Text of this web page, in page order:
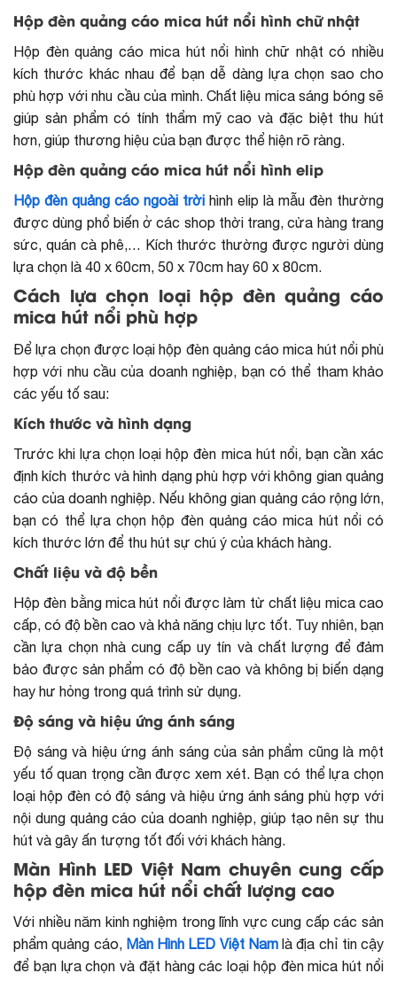
Hộp đèn quảng cáo mica hút nổi hình chữ nhật
Hộp đèn quảng cáo mica hút nổi hình chữ nhật có nhiều
kích thước khác nhau để bạn dễ dàng lựa chọn sao cho
phù hợp với nhu cầu của mình. Chất liệu mica sáng bóng sẽ
giúp sản phẩm có tính thẩm mỹ cao và đặc biệt thu hút
hơn, giúp thương hiệu của bạn được thể hiện rõ ràng.
Hộp đèn quảng cáo mica hút nổi hình elip
Hộp đèn quảng cáo ngoài trời hình elip là mẫu đèn thường
được dùng phổ biến ở các shop thời trang, cửa hàng trang
sức, quán cà phê,… Kích thước thường được người dùng
lựa chọn là 40 x 60cm, 50 x 70cm hay 60 x 80cm.
Cách lựa chọn loại hộp đèn quảng cáo
mica hút nổi phù hợp
Để lựa chọn được loại hộp đèn quảng cáo mica hút nổi phù
hợp với nhu cầu của doanh nghiệp, bạn có thể tham khảo
các yếu tố sau:
Kích thước và hình dạng
Trước khi lựa chọn loại hộp đèn mica hút nổi, bạn cần xác
định kích thước và hình dạng phù hợp với không gian quảng
cáo của doanh nghiệp. Nếu không gian quảng cáo rộng lớn,
bạn có thể lựa chọn hộp đèn quảng cáo mica hút nổi có
kích thước lớn để thu hút sự chú ý của khách hàng.
Chất liệu và độ bền
Hộp đèn bằng mica hút nổi được làm từ chất liệu mica cao
cấp, có độ bền cao và khả năng chịu lực tốt. Tuy nhiên, bạn
cần lựa chọn nhà cung cấp uy tín và chất lượng để đảm
bảo được sản phẩm có độ bền cao và không bị biến dạng
hay hư hỏng trong quá trình sử dụng.
Độ sáng và hiệu ứng ánh sáng
Độ sáng và hiệu ứng ánh sáng của sản phẩm cũng là một
yếu tố quan trọng cần được xem xét. Bạn có thể lựa chọn
loại hộp đèn có độ sáng và hiệu ứng ánh sáng phù hợp với
nội dung quảng cáo của doanh nghiệp, giúp tạo nên sự thu
hút và gây ấn tượng tốt đối với khách hàng.
Màn Hình LED Việt Nam chuyên cung cấp
hộp đèn mica hút nổi chất lượng cao
Với nhiều năm kinh nghiệm trong lĩnh vực cung cấp các sản
phẩm quảng cáo, Màn Hình LED Việt Namlà địa chỉ tin cậy
để bạn lựa chọn và đặt hàng các loại hộp đèn mica hút nổi